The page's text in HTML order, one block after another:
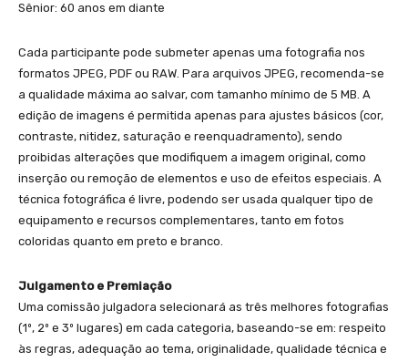
Sênior: 60 anos em diante
Cada participante pode submeter apenas uma fotografia nos
formatos JPEG, PDF ou RAW. Para arquivos JPEG, recomenda-se
a qualidade máxima ao salvar, com tamanho mínimo de 5 MB. A
edição de imagens é permitida apenas para ajustes básicos (cor,
contraste, nitidez, saturação e reenquadramento), sendo
proibidas alterações que modifiquem a imagem original, como
inserção ou remoção de elementos e uso de efeitos especiais. A
técnica fotográfica é livre, podendo ser usada qualquer tipo de
equipamento e recursos complementares, tanto em fotos
coloridas quanto em preto e branco.
Julgamento e Premiação
Uma comissão julgadora selecionará as três melhores fotografias
(1º, 2º e 3º lugares) em cada categoria, baseando-se em: respeito
às regras, adequação ao tema, originalidade, qualidade técnica e